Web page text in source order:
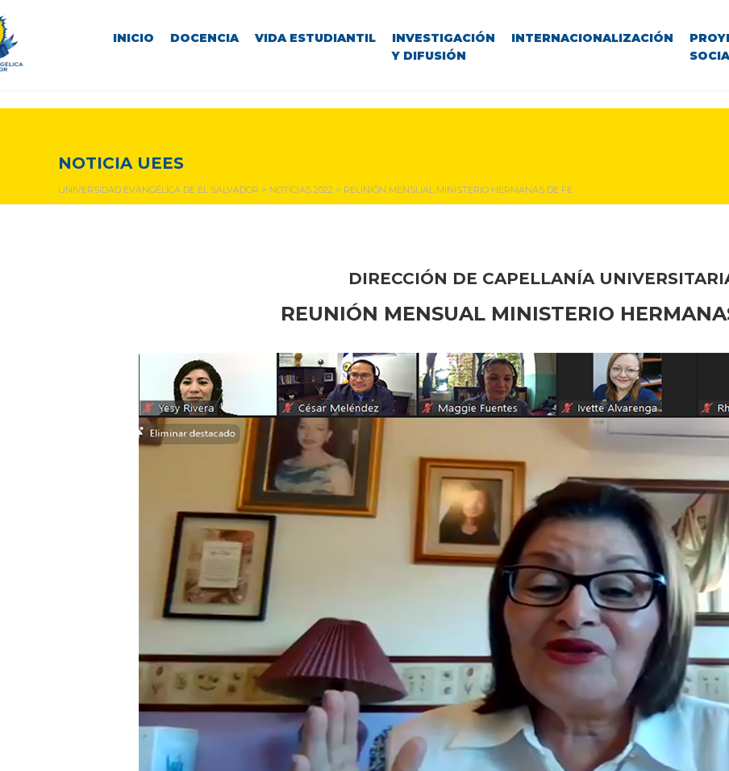
INICIO DOCENCIA VIDA ESTUDIANTIL
INVESTIGACIÓN
Y DIFUSIÓN
INTERNACIONALIZACIÓN
NOTICIA UEES
UNIVERSIDAD EVANGÉLICA DE EL SALVADOR > NOTICIAS 2022 > REUNIÓN MENSUAL MINISTERIO HERMANAS DE FE
DIRECCIÓN DE CAPELLANÍA
REUNIÓN MENSUAL MINISTERIO